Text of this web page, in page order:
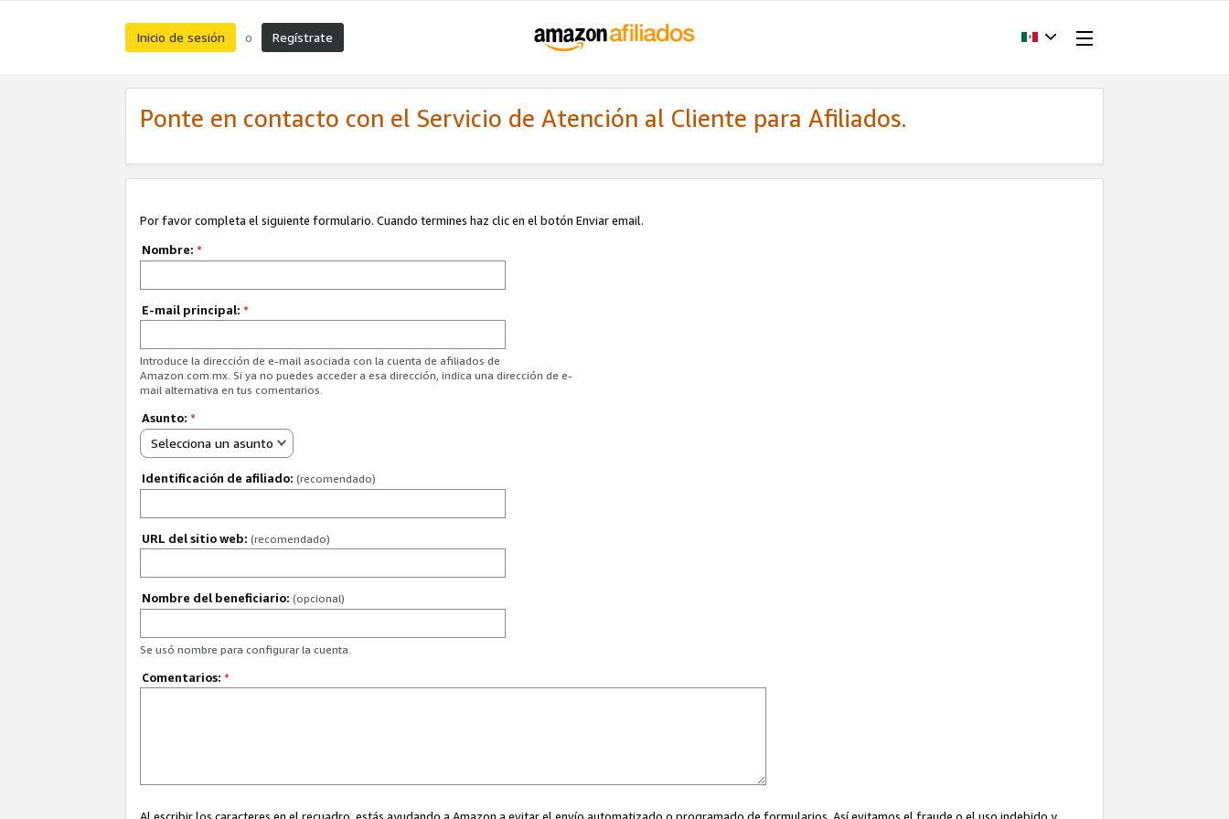
Inicio de sesión o Regístrate
Ponte en contacto con el Servicio de Atención al Cliente para Afiliados.
Por favor completa el siguiente formulario. Cuando termines haz clic en el botón Enviar email.
Nombre: *
E-mail principal: *
Introduce la dirección de e-mail asociada con la cuenta de afiliados de
Amazon.com.mx. Si ya no puedes acceder a esa dirección, indica una dirección de e-
mail alternativa en tus comentarios.
Asunto: *
Selecciona un asunto
Identificación de afiliado: (recomendado)
URL del sitio web: (recomendado)
Nombre del beneficiario: (opcional)
Se usó nombre para configurar la cuenta.
Comentarios: *